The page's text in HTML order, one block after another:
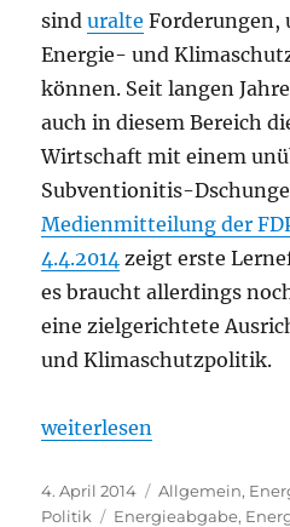
sinduralte Forderungen,
Energie- und
können. Seit langen
auch in diesem Bereich
Wirtschaft mit einem
Subventionitis-
Medienmitteilung der
4.4.2014 zeigt erste
es braucht allerdings
eine zielgerichtete
und Klimaschutzpolitik.
„Langsame
weiterlesen
Veröffentlicht
am
4. April 2014 Kategorien
Allgemein,
Politik
Schlagwörter
Energieabgabe,